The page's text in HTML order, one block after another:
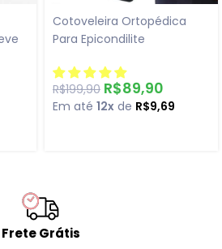
Cotoveleira Ortopédica
Para Epicondilite
R$199,90 R$89,90
Em até 12x de R$9,69
Frete Grátis